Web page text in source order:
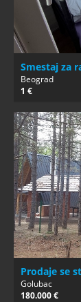
Smestaj za
Beograd
1 €
Prodaje se
Golubac
180.000 €